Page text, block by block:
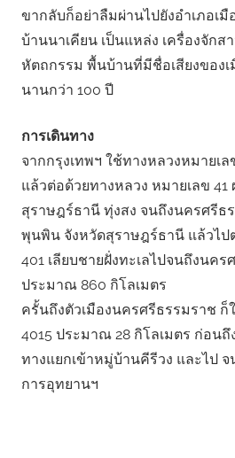
ขากลับก็อย่าลืมผ่านไปยังอําเภอเ
บ้านนาเคียน เป็นแหล่ง เครื่องจักส
หัตถกรรม พื้นบ้านที่มีชื่อเสียงของ
นานกว่า 100 ปี
การเดินทาง
จากกรุงเทพฯ ใช้ทางหลวงหมายเ
แล้วต่อด้วยทางหลวง หมายเลข 41
สุราษฎร์ธานี ทุ่งสง จนถึงนครศรีธ
พุนพิน จังหวัดสุราษฎร์ธานี แล้วไป
401 เลียบชายฝั่งทะเลไปจนถึงนคร
ประมาณ 860 กิโลเมตร
ครั้นถึงตัวเมืองนครศรีธรรมราช ก็
4015 ประมาณ 28 กิโลเมตร ก่อน
ทางแยกเข้าหมู่บ้านคีรีวง และไป
การอุทยานฯ